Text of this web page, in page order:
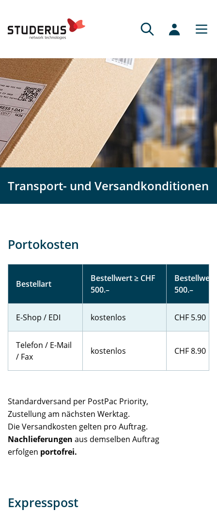
Transport- und Versandkonditionen
Portokosten
Bestellart
Bestellwert ≥ CHF
500.–
Bestellwert
500.–
E-Shop / EDI kostenlos CHF 5.90
Telefon / E-Mail
/ Fax
kostenlos CHF 8.90
Standardversand per PostPac Priority,
Zustellung am nächsten Werktag.
Die Versandkosten gelten pro Auftrag.
Nachlieferungen aus demselben Auftrag
erfolgen portofrei.
Expresspost